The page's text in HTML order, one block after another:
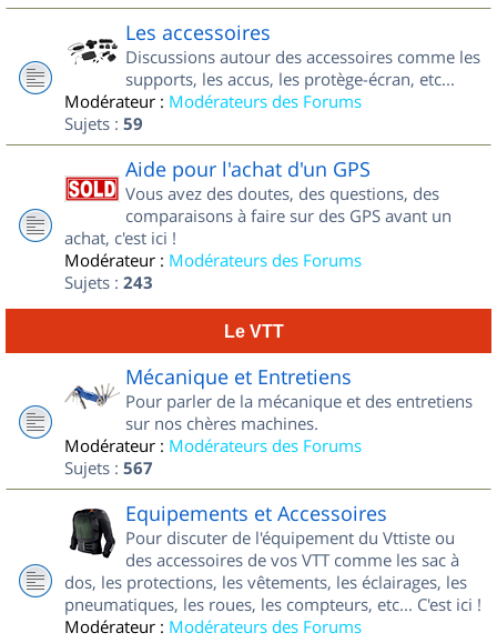
Les accessoires
Discussions autour des accessoires comme les
supports, les accus, les protège-écran, etc...
Modérateur : Modérateurs des Forums
Sujets : 59
Aide pour l'achat d'un GPS
Vous avez des doutes, des questions, des
comparaisons à faire sur des GPS avant un
achat, c'est ici !
Modérateur : Modérateurs des Forums
Sujets : 243
Le VTT
Mécanique et Entretiens
Pour parler de la mécanique et des entretiens
sur nos chères machines.
Modérateur : Modérateurs des Forums
Sujets : 567
Equipements et Accessoires
Pour discuter de l'équipement du Vttiste ou
des accessoires de vos VTT comme les sac à
dos, les protections, les vêtements, les éclairages, les
pneumatiques, les roues, les compteurs, etc... C'est ici !
Modérateur : Modérateurs des Forums